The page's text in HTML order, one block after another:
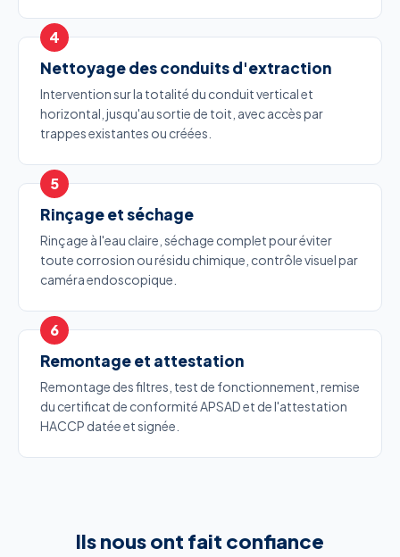
Nettoyage des conduits d'extraction
Intervention sur la totalité du conduit vertical et
horizontal, jusqu'au sortie de toit, avec accès par
trappes existantes ou créées.
Rinçage et séchage
Rinçage à l'eau claire, séchage complet pour éviter
toute corrosion ou résidu chimique, contrôle visuel par
caméra endoscopique.
Remontage et attestation
Remontage des filtres, test de fonctionnement, remise
du certificat de conformité APSAD et de l'attestation
HACCP datée et signée.
Ils nous ont fait confiance